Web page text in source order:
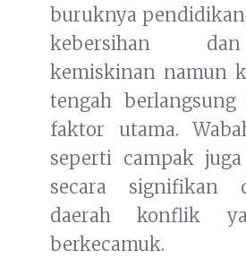
buruknya
kebersihan
kemiskinan namun
tengah berlangsung
faktor utama.
seperti campak
secara signifikan
daerah konflik
berkecamuk.